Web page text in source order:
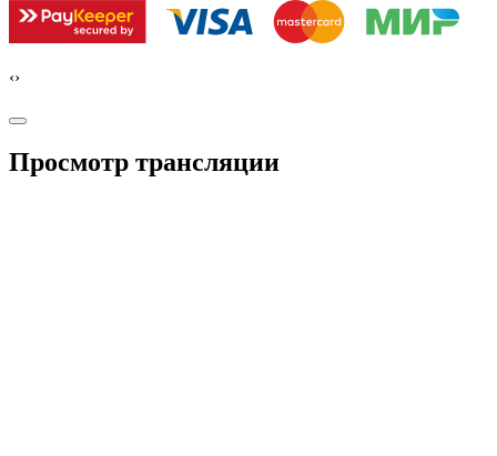
‹›
Просмотр трансляции